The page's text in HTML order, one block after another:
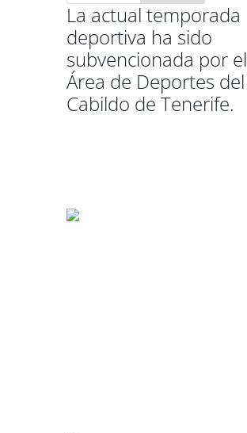
La actual temporada
deportiva ha sido
subvencionada por el
Área de Deportes del
Cabildo de Tenerife.